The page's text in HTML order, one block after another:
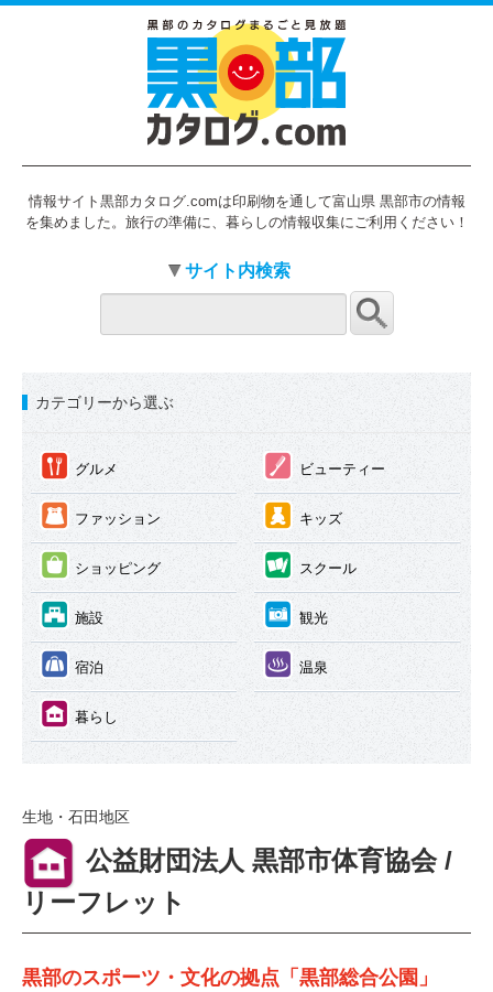
情報サイト黒部カタログ.comは印刷物を通して富山県 黒部市の情報
を集めました。旅行の準備に、暮らしの情報収集にご利用ください！
サイト内検索
カテゴリーから選ぶ
① グルメ ② ビューティー
③ ファッション ④ キッズ
⑤ ショッピング ⑥ スクール
⑦ 施設 ⑧ 観光
⑨ 宿泊 ⑩ 温泉
⑪ 暮らし
生地・石田地区
⑪ 公益財団法人 黒部市体育協会 /
リーフレット
黒部のスポーツ・文化の拠点「黒部総合公園」